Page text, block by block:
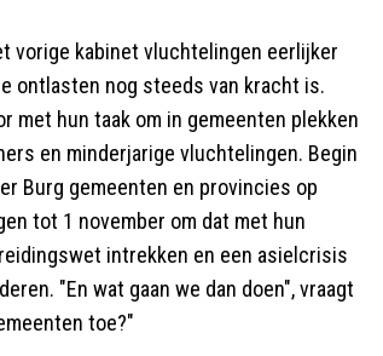
vorige kabinet vluchtelingen eerlijker
ontlasten nog steeds van kracht is.
met hun taak om in gemeenten plekken
en minderjarige vluchtelingen. Begin
Burg gemeenten en provincies op
tot 1 november om dat met hun
intrekken en een asielcrisis
"En wat gaan we dan doen", vraagt
toe?"